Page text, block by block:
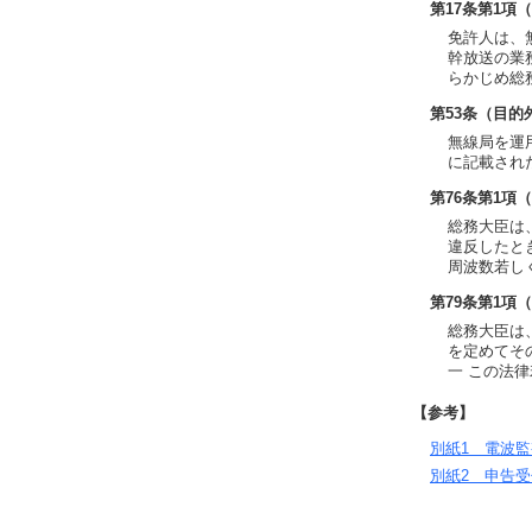
第17条第1項
免許人は、
幹放送の業
らかじめ総
第53条（目的
無線局を運
に記載され
第76条第1項
総務大臣は
違反したと
周波数若し
第79条第1項
総務大臣は
を定めてそ
一 この法
【参考】
別紙1 電波監
別紙2 申告受